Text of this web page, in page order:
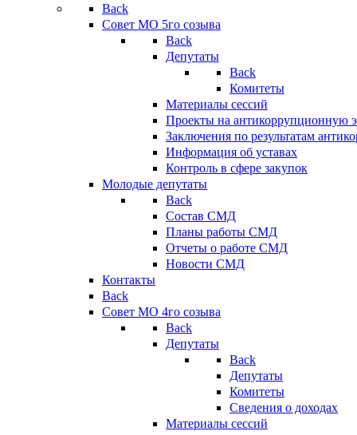
Back
Совет МО 5го созыва
Back
Депутаты
Back
Комитеты
Материалы сессий
Проекты на антикоррупционную
Заключения по результатам
Информация об уставах
Контроль в сфере закупок
Молодые депутаты
Back
Состав СМД
Планы работы СМД
Отчеты о работе СМД
Новости СМД
Контакты
Back
Совет МО 4го созыва
Back
Депутаты
Back
Депутаты
Комитеты
Сведения о доходах
Материалы сессий